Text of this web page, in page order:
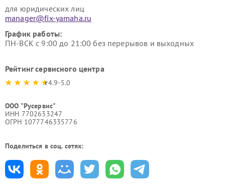
для юридических лиц
manager@fix-yamaha.ru
График работы:
ПН-ВСК с 9:00 до 21:00 без перерывов и выходных
Рейтинг сервисного центра
4.9-5.0
ООО "Русервис"
ИНН 7702633247
ОГРН 1077746335776
Поделиться в соц. сетях: